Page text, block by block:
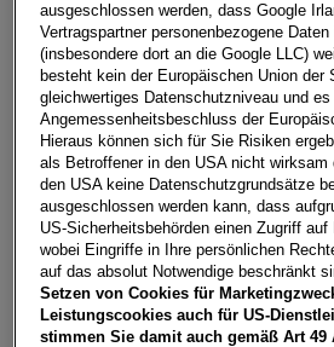
SEAT Leon SP Kombi(69)
Leistung
115 PS
Kilometerstand
1 bis 22.000 km
8
Erstzulassung
EZ 2025 bis 2026
ausgeschlossen werden, dass Google
Vertragspartner personenbezogene
(insbesondere dort an die Google LLC)
besteht kein der Europäischen Union der
gleichwertiges Datenschutzniveau und
Angemessenheitsbeschluss der
Hieraus können sich für Sie Risiken
als Betroffener in den USA nicht
den USA keine Datenschutzgrundsätze
ausgeschlossen werden kann, dass
US-Sicherheitsbehörden einen Zugriff auf
wobei Eingriffe in Ihre persönlichen
auf das absolut Notwendige beschränkt
Setzen von Cookies für
Leistungscookies auch für US-
stimmen Sie damit auch gemäß Art 49